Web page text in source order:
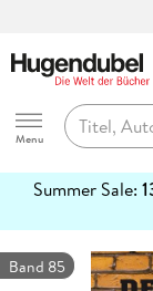
Hugendubel
Menu
Summer Sale:
erfahren
Band 85